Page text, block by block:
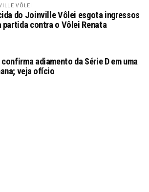
VÔLEI
do Joinville Vôlei esgota ingressos
partida contra o Vôlei Renata
confirma adiamento da Série D em uma
veja ofício